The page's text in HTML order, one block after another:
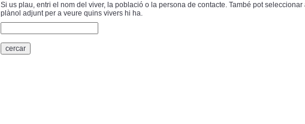
Si us plau, entri el nom del viver, la població o la persona de contacte. També pot seleccionar
plànol adjunt per a veure quins vivers hi ha.